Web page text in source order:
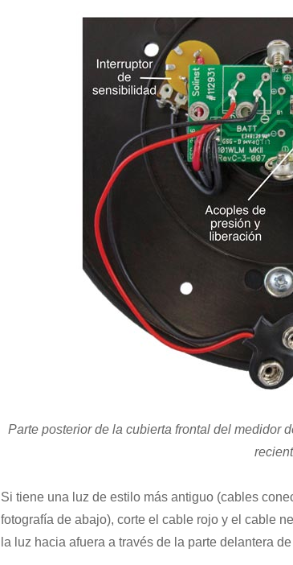
Parte posterior de la cubierta frontal del medidor
Si tiene una luz de estilo más antiguo (cables
fotografía de abajo), corte el cable rojo y el cable
la luz hacia afuera a través de la parte delantera